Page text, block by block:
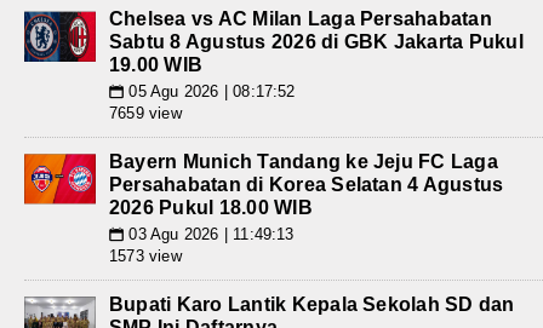
Chelsea vs AC Milan Laga Persahabatan
Sabtu 8 Agustus 2026 di GBK Jakarta Pukul
19.00 WIB
📅 05 Agu 2026 | 08:17:52
7659 view
Bayern Munich Tandang ke Jeju FC Laga
Persahabatan di Korea Selatan 4 Agustus
2026 Pukul 18.00 WIB
📅 03 Agu 2026 | 11:49:13
1573 view
Bupati Karo Lantik Kepala Sekolah SD dan